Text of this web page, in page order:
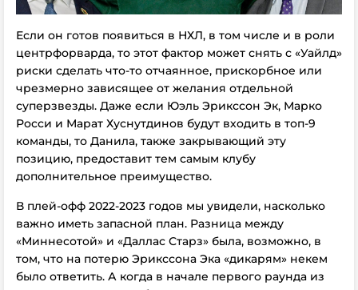
Если он готов появиться в НХЛ, в том числе и в роли
центрфорварда, то этот фактор может снять с «Уайлд»
риски сделать что-то отчаянное, прискорбное или
чрезмерно зависящее от желания отдельной
суперзвезды. Даже если Юэль Эрикссон Эк, Марко
Росси и Марат Хуснутдинов будут входить в топ-9
команды, то Данила, также закрывающий эту
позицию, предоставит тем самым клубу
дополнительное преимущество.
В плей-офф 2022-2023 годов мы увидели, насколько
важно иметь запасной план. Разница между
«Миннесотой» и «Даллас Старз» была, возможно, в
том, что на потерю Эрикссона Эка «дикарям» некем
было ответить. А когда в начале первого раунда из